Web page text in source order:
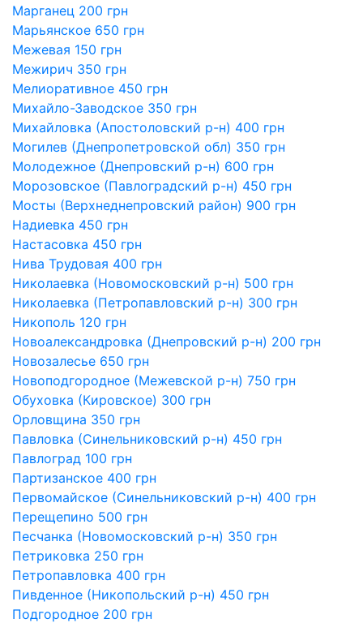
Марганец 200 грн
Марьянское 650 грн
Межевая 150 грн
Межирич 350 грн
Мелиоративное 450 грн
Михайло-Заводское 350 грн
Михайловка (Апостоловский р-н) 400 грн
Могилев (Днепропетровской обл) 350 грн
Молодежное (Днепровский р-н) 600 грн
Морозовское (Павлоградский р-н) 450 грн
Мосты (Верхнеднепровский район) 900 грн
Надиевка 450 грн
Настасовка 450 грн
Нива Трудовая 400 грн
Николаевка (Новомосковский р-н) 500 грн
Николаевка (Петропавловский р-н) 300 грн
Никополь 120 грн
Новоалександровка (Днепровский р-н) 200 грн
Новозалесье 650 грн
Новоподгородное (Межевской р-н) 750 грн
Обуховка (Кировское) 300 грн
Орловщина 350 грн
Павловка (Синельниковский р-н) 450 грн
Павлоград 100 грн
Партизанское 400 грн
Первомайское (Синельниковский р-н) 400 грн
Перещепино 500 грн
Песчанка (Новомосковский р-н) 350 грн
Петриковка 250 грн
Петропавловка 400 грн
Пивденное (Никопольский р-н) 450 грн
Подгородное 200 грн